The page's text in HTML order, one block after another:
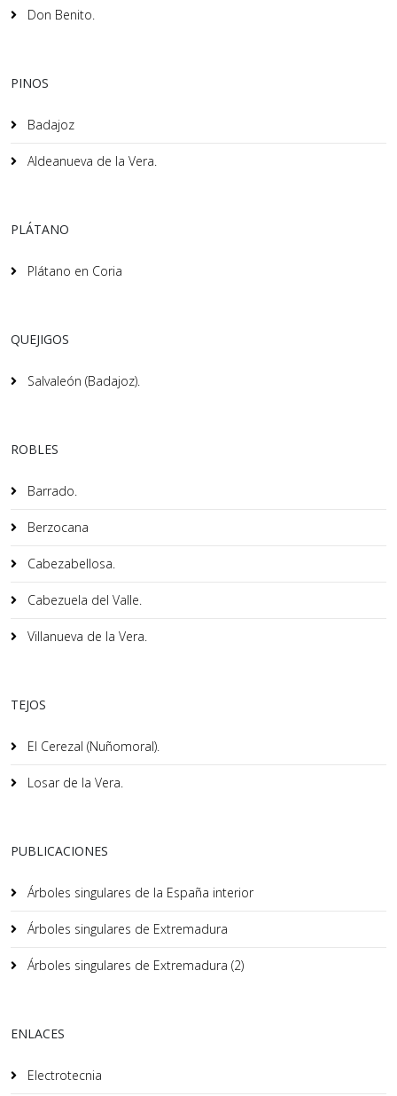
Don Benito.
PINOS
Badajoz
Aldeanueva de la Vera.
PLÁTANO
Plátano en Coria
QUEJIGOS
Salvaleón (Badajoz).
ROBLES
Barrado.
Berzocana
Cabezabellosa.
Cabezuela del Valle.
Villanueva de la Vera.
TEJOS
El Cerezal (Nuñomoral).
Losar de la Vera.
PUBLICACIONES
Árboles singulares de la España interior
Árboles singulares de Extremadura
Árboles singulares de Extremadura (2)
ENLACES
Electrotecnia